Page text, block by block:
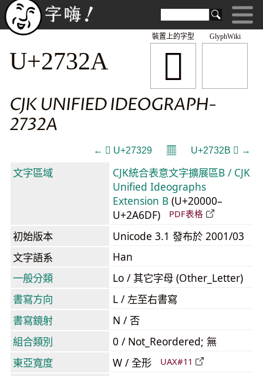
GlyphWiki
𧌪
裝置上的字型
U+2732A
CJK UNIFIED IDEOGRAPH-
2732A
← 𧌩 U+27329 𝄜 U+2732B 𧌫 →
文字區域
CJK統合表意文字擴展區B / CJK
Unified Ideographs
Extension B (U+20000–
U+2A6DF)
PDF表格
初始版本
Unicode 3.1 發布於 2001/03
文字語系
Han
一般分類
Lo / 其它字母 (Other_Letter)
書寫方向
L / 左至右書寫
書寫鏡射
N / 否
組合類別
0 / Not_Reordered; 無
東亞寬度
W / 全形 UAX#11